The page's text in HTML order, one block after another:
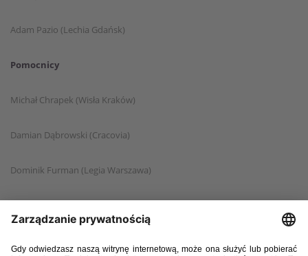
Adam Pazio (Lechia Gdańsk)
Pomocnicy
Michał Chrapek (Wisła Kraków)
Damian Dąbrowski (Cracovia)
Dominik Furman (Legia Warszawa)